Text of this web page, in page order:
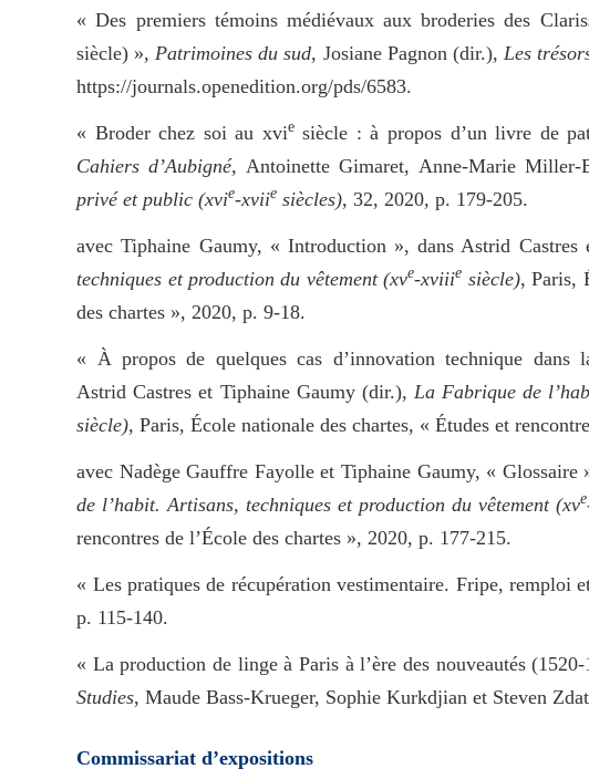
« Des premiers témoins médiévaux aux broderies des
siècle) », Patrimoines du sud, Josiane Pagnon (dir.), Les
https://journals.openedition.org/pds/6583.
« Broder chez soi au xviesiècle : à propos d’un livre de
Cahiers d’Aubigné, Antoinette Gimaret, Anne-Marie
privé et public (xvie-xviie siècles), 32, 2020, p. 179-205.
avec Tiphaine Gaumy, « Introduction », dans Astrid Castres
techniques et production du vêtement (xve-xviiie siècle), Paris,
des chartes », 2020, p. 9-18.
« À propos de quelques cas d’innovation technique
Astrid Castres et Tiphaine Gaumy (dir.), La Fabrique de
siècle), Paris, École nationale des chartes, « Études et
avec Nadège Gauffre Fayolle et Tiphaine Gaumy, «
de l’habit. Artisans, techniques et production du vêtement (xve
rencontres de l’École des chartes », 2020, p. 177-215.
« Les pratiques de récupération vestimentaire. Fripe, remploi
p. 115-140.
« La production de linge à Paris à l’ère des nouveautés
Studies, Maude Bass-Krueger, Sophie Kurkdjian et Steven
Commissariat d’expositions